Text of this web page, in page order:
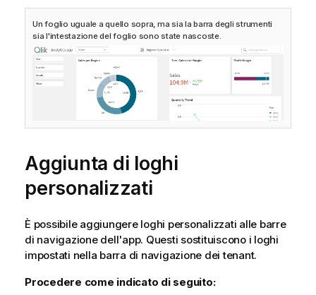
Un foglio uguale a quello sopra, ma sia la barra degli strumenti
sia l'intestazione del foglio sono state nascoste.
Aggiunta di loghi
personalizzati
È possibile aggiungere loghi personalizzati alle barre
di navigazione dell'app. Questi sostituiscono i loghi
impostati nella barra di navigazione dei tenant.
Procedere come indicato di seguito: